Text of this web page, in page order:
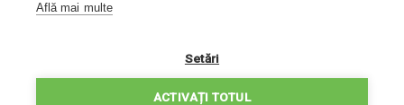
031 22 97 010
POLITICA DE CONFIDENȚIALITATE
Află mai multe
Setări
ACTIVAȚI TOTUL